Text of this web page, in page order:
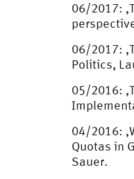
06/2017:
06/2017:
Politics,
05/2016:
04/2016:
Quotas in
Sauer.